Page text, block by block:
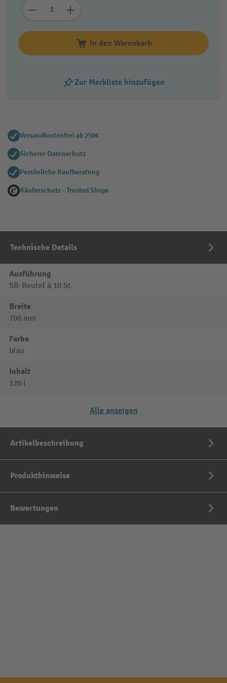
In den Warenkorb
Zur Merkliste hinzufügen
Versandkostenfrei ab 250€
Sicherer Datenschutz
Persönliche Kaufberatung
Käuferschutz - Trusted Shops
Technische Details
Ausführung
SB-Beutel à 10 St.
Breite
700 mm
Farbe
blau
Inhalt
120 l
Alle anzeigen
Artikelbeschreibung
Produkthinweise
Bewertungen